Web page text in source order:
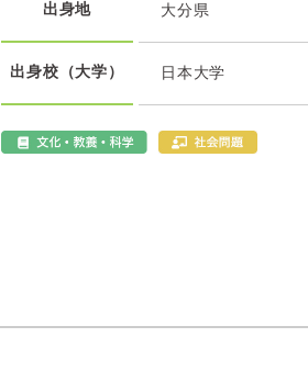
出身地 大分県
出身校（大学） 日本大学